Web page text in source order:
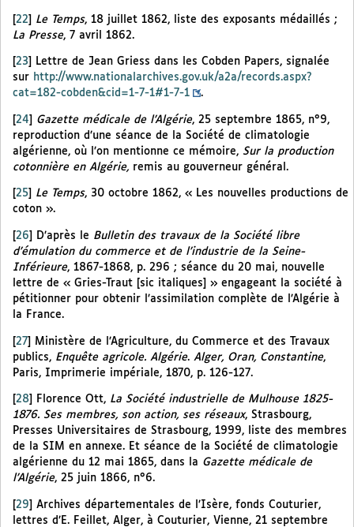
[22] Le Temps, 18 juillet 1862, liste des exposants médaillés ;
La Presse, 7 avril 1862.
23
Lettre de Jean Griess dans les Cobden Papers, signalée
sur http://www.nationalarchives.gov.uk/a2a/records.aspx?
cat=182-cobden&cid=1-7-1#1-7-1
.
[24] Gazette médicale de l’Algérie, 25 septembre 1865, n°9,
reproduction d’une séance de la Société de climatologie
algérienne, où l’on mentionne ce mémoire, Sur la production
cotonnière en Algérie, remis au gouverneur général.
25 Le Temps, 30 octobre 1862, « Les nouvelles productions de
coton ».
26 D’après le Bulletin des travaux de la Société libre
d’émulation du commerce et de l’industrie de la Seine-
Inférieure, 1867-1868, p. 296 ; séance du 20 mai, nouvelle
lettre de « Gries-Traut [sic italiques] » engageant la société à
pétitionner pour obtenir l’assimilation complète de l’Algérie à
la France.
[27] Ministère de l’Agriculture, du Commerce et des Travaux
publics, Enquête agricole. Algérie. Alger, Oran, Constantine,
Paris, Imprimerie impériale, 1870, p. 126-127.
28 Florence Ott, La Société industrielle de Mulhouse 1825-
1876. Ses membres, son action, ses réseaux, Strasbourg,
Presses Universitaires de Strasbourg, 1999, liste des membres
de la SIM en annexe. Et séance de la Société de climatologie
algérienne du 12 mai 1865, dans la Gazette médicale de
l’Algérie, 25 juin 1866, n°6.
[29] Archives départementales de l’Isère, fonds Couturier,
lettres d’E. Feillet, Alger, à Couturier, Vienne, 21 septembre